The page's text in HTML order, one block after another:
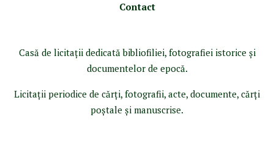
Contact
Casă de licitaţii dedicată bibliofiliei, fotografiei istorice şi
documentelor de epocă.
Licitaţii periodice de cărţi, fotografii, acte, documente, cărţi
poştale şi manuscrise.